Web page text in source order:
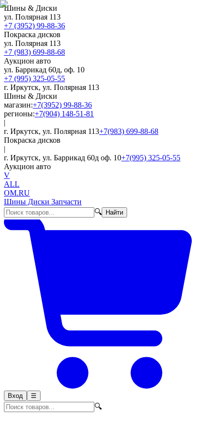
Шины & Диски
ул. Полярная 113
+7 (3952) 99-88-36
Покраска дисков
ул. Полярная 113
+7 (983) 699-88-68
Аукцион авто
ул. Баррикад 60д, оф. 10
+7 (995) 325-05-55
г. Иркутск, ул. Полярная 113
Шины & Диски
магазин:+7(3952) 99-88-36
регионы:+7(904) 148-51-81
|
г. Иркутск, ул. Полярная 113+7(983) 699-88-68
Покраска дисков
|
г. Иркутск, ул. Баррикад 60д оф. 10+7(995) 325-05-55
Аукцион авто
V
ALL
OM.RU
Шины Диски Запчасти
🔍
Найти
Вход ☰
🔍